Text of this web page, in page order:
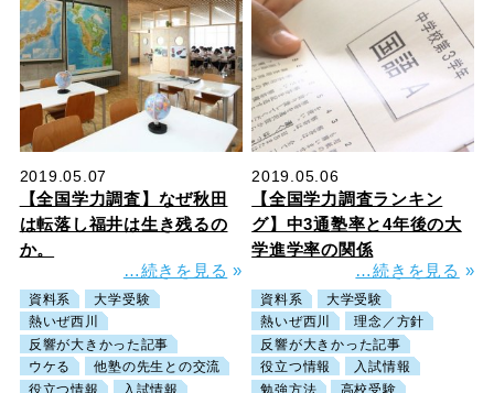
2019.05.07
【全国学力調査】なぜ秋田
は転落し福井は生き残るの
か。
…続きを見る »
資料系
大学受験
熱いぜ西川
反響が大きかった記事
ウケる
他塾の先生との交流
役立つ情報
入試情報
2019.05.06
【全国学力調査ランキン
グ】中3通塾率と4年後の大
学進学率の関係
…続きを見る »
資料系
大学受験
熱いぜ西川
理念／方針
反響が大きかった記事
役立つ情報
入試情報
勉強方法
高校受験